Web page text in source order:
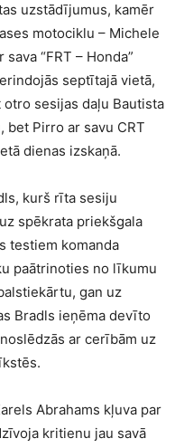
uzstādījumus, kamēr
motociklu – Michele
“FRT – Honda”
septītajā vietā,
otro sesijas daļu Bautista
bet Pirro ar savu CRT
dienas izskaņā.
kurš rīta sesiju
spēkrata priekšgala
testiem komanda
paātrinoties no līkumu
gan uz
Bradls ieņēma devīto
ar cerībām uz
Abrahams kļuva par
kritienu jau savā